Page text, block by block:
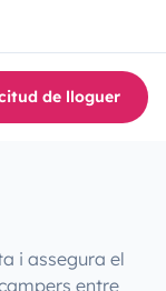
de lloguer
i assegura el
entre